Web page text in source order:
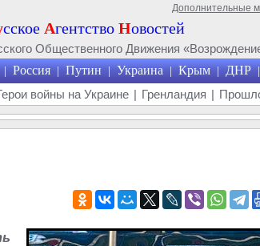
Дополнительные
сское Агентство Новостей
Общественного Движения
| Россия | Путин | Украина | Крым | ДНР |
войны на Украине | Гренландия |